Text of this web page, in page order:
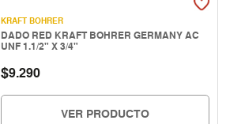
KRAFT BOHRER
DADO RED KRAFT BOHRER GERMANY AC
UNF 1.1/2" X 3/4"
$9.290
VER PRODUCTO